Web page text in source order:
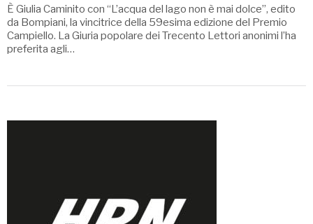
È Giulia Caminito con “L’acqua del lago non è mai dolce”, edito
da Bompiani, la vincitrice della 59esima edizione del Premio
Campiello. La Giuria popolare dei Trecento Lettori anonimi l’ha
preferita agli…